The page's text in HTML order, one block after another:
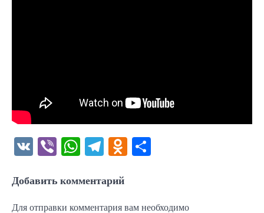
VK ViberWhatsApp
Telegram
Odnoklassniki
Добавить комментарий
Для отправки комментария вам необходимо